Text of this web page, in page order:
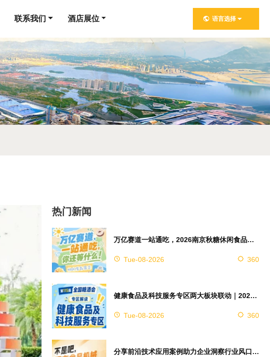
联系我们 酒店展位 语言选择
热门新闻
万亿赛道一站通吃，2026南京秋糖休闲食品展区4万㎡超大展馆等你来占位
Tue-08-2026 360
健康食品及科技服务专区两大板块联动｜2026南京秋糖实现双向赋能助力企业对接技术资源
Tue-08-2026 360
分享前沿技术应用案例助力企业洞察行业风口，2026南京秋糖9号馆赋能创新